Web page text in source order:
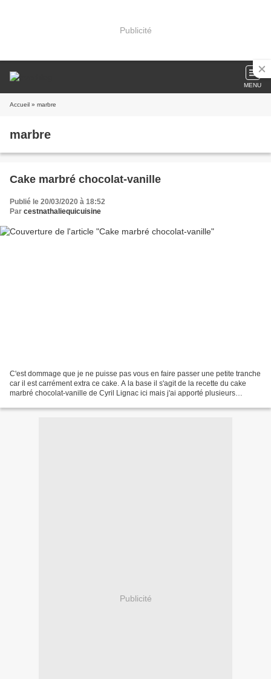
Publicité
MENU
Accueil » marbre
marbre
Cake marbré chocolat-vanille
Publié le 20/03/2020 à 18:52
Par cestnathaliequicuisine
C'est dommage que je ne puisse pas vous en faire passer une petite tranche
car il est carrément extra ce cake. A la base il s'agit de la recette du cake
marbré chocolat-vanille de Cyril Lignac ici mais j'ai apporté plusieurs
Publicité